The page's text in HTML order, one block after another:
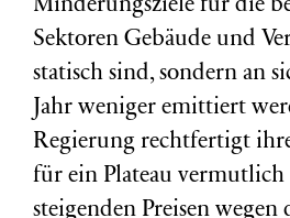
Minderungsziele für die
Sektoren Gebäude und
statisch sind, sondern an
Jahr weniger emittiert
Regierung rechtfertigt
für ein Plateau
steigenden Preisen